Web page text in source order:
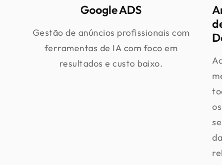
Google ADS
Gestão de anúncios profissionais com
ferramentas de IA com foco em
resultados e custo baixo.
os